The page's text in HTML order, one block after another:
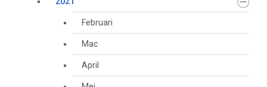
Februari
Mac
April